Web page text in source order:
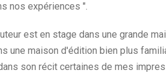
nos expériences ".
est en stage dans une grande
une maison d'édition bien plus
son récit certaines de mes